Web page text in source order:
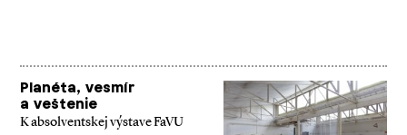
Planéta, vesmír
a veštenie
K absolventskej výstave FaVU